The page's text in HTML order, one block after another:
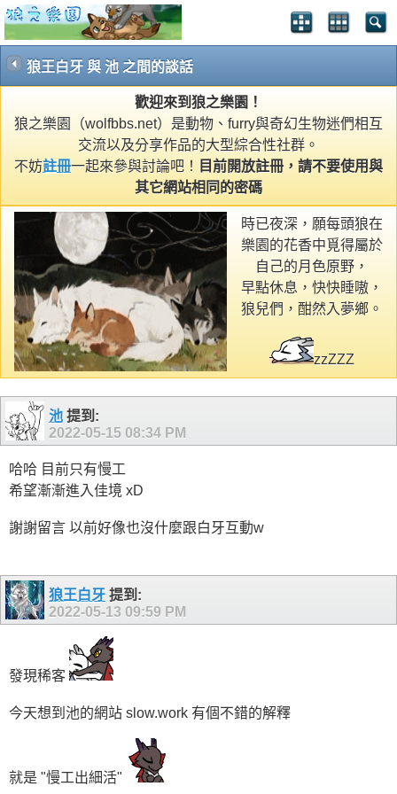
狼王白牙 與 池 之間的談話
歡迎來到狼之樂園！
狼之樂園（wolfbbs.net）是動物、furry與奇幻生物迷們相互
交流以及分享作品的大型綜合性社群。
不妨註冊一起來參與討論吧！
目前開放註冊，請不要使用與
其它網站相同的密碼
時已夜深，願每頭狼在
樂園的花香中覓得屬於
自己的月色原野，
早點休息，快快睡嗷，
狼兒們，酣然入夢鄉。
zzZZZ
池 提到:
2022-05-15 08:34 PM
哈哈 目前只有慢工
希望漸漸進入佳境 xD
謝謝留言 以前好像也沒什麼跟白牙互動w
狼王白牙 提到:
2022-05-13 09:59 PM
發現稀客
今天想到池的網站 slow.work 有個不錯的解釋
就是 "慢工出細活"